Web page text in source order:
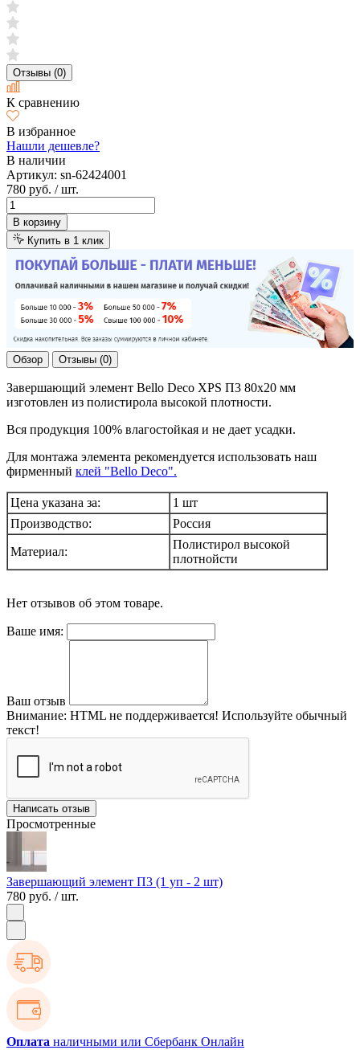
Отзывы (0)
К сравнению
В избранное
Нашли дешевле?
В наличии
Артикул: sn-62424001
780 руб. / шт.
В корзину
Купить в 1 клик
Обзор Отзывы (0)
Завершающий элемент Bello Deco XPS П3 80x20 мм
изготовлен из полистирола высокой плотности.
Вся продукция 100% влагостойкая и не дает усадки.
Для монтажа элемента рекомендуется использовать наш
фирменный клей "Bello Deco".
Цена указана за:
1 шт
Производство:
Россия
Материал:
Полистирол высокой
плотнойсти
Нет отзывов об этом товаре.
Ваше имя:
Ваш отзыв
Внимание: HTML не поддерживается! Используйте обычный
текст!
Написать отзыв
Просмотренные
Завершающий элемент П3 (1 уп - 2 шт)
780 руб. / шт.
Оплата наличными или Сбербанк Онлайн